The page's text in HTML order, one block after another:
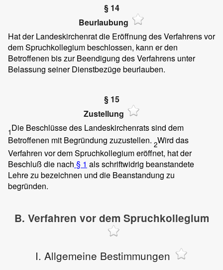
§ 14
Beurlaubung
Hat der Landeskirchenrat die Eröffnung des Verfahrens vor
dem Spruchkollegium beschlossen, kann er den
Betroffenen bis zur Beendigung des Verfahrens unter
Belassung seiner Dienstbezüge beurlauben.
§ 15
Zustellung
1Die Beschlüsse des Landeskirchenrats sind dem
Betroffenen mit Begründung zuzustellen. 2Wird das
Verfahren vor dem Spruchkollegium eröffnet, hat der
Beschluß die nach § 1 als schriftwidrig beanstandete
Lehre zu bezeichnen und die Beanstandung zu
begründen.
B. Verfahren vor dem Spruchkollegium
I. Allgemeine Bestimmungen